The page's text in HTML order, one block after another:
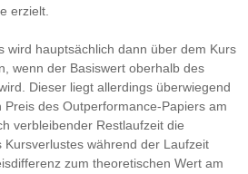
erzielt.
wird hauptsächlich dann über dem Kurs
wenn der Basiswert oberhalb des
Dieser liegt allerdings überwiegend
des Outperformance-Papiers am
verbleibender Restlaufzeit die
Kursverlustes während der Laufzeit
zum theoretischen Wert am